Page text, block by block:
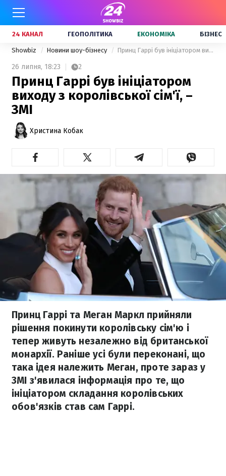
24 КАНАЛ ГЕОПОЛІТИКА ЕКОНОМІКА БІЗНЕС
Showbiz Новини шоу-бізнесу Принц Гаррі був ініціатором виходу з королівської сім'ї, – ЗМІ
26 липня, 18:23 2
Принц Гаррі був ініціатором
виходу з королівської сім'ї, –
ЗМІ
Христина Кобак
Принц Гаррі та Меган Маркл прийняли
рішення покинути королівську сім'ю і
тепер живуть незалежно від британської
монархії. Раніше усі були переконані, що
така ідея належить Меган, проте зараз у
ЗМІ з'явилася інформація про те, що
ініціатором складання королівських
обов'язків став сам Гаррі.